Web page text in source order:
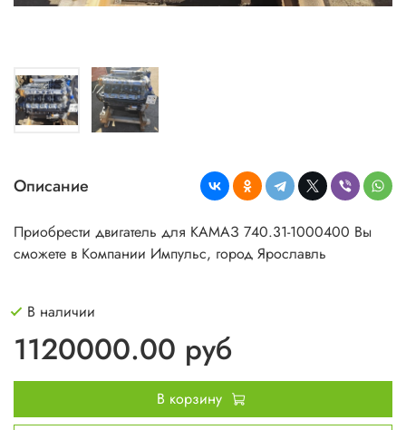
Описание
Приобрести двигатель для КАМАЗ 740.31-1000400 Вы
сможете в Компании Импульс, город Ярославль
В наличии
1120000.00 руб
В корзину